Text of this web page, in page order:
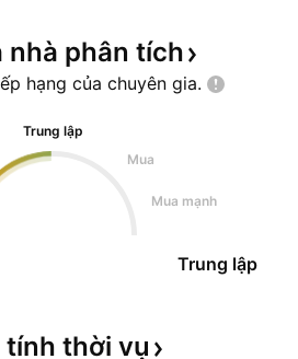
nhà phân tích
hạng của chuyên gia.
Trung lập
Mua
Mua mạnh
Trung lập
tính thời vụ